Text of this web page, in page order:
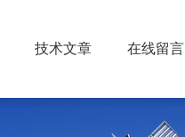
技术文章 在线留言